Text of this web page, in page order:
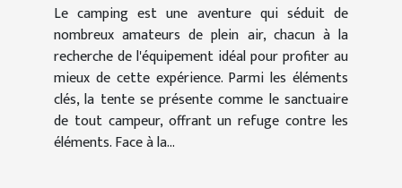
Le camping est une aventure qui séduit de
nombreux amateurs de plein air, chacun à la
recherche de l'équipement idéal pour profiter au
mieux de cette expérience. Parmi les éléments
clés, la tente se présente comme le sanctuaire
de tout campeur, offrant un refuge contre les
éléments. Face à la...